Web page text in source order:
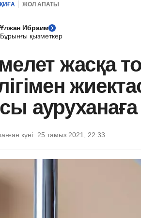
ЖОЛ АПАТЫ
Ұлжан Ибраим
Бұрынғы қызметкер
жасқа
ауруханаға
күні: 25 тамыз 2021, 22:33